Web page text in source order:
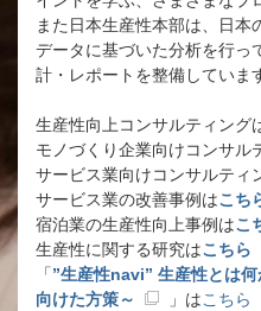
また日本生産性本部は、日本
データに基づいた分析を行っ
計・レポートを整備していま
生産性向上コンサルティング
モノづくり企業向けコンサル
サービス業向けコンサルティ
サービス業の改善事例はこち
宿泊業の生産性向上事例はこ
生産性に関する研究はこちら
「”生産性navi” 生産性とは
向けた方策～
」はこちら